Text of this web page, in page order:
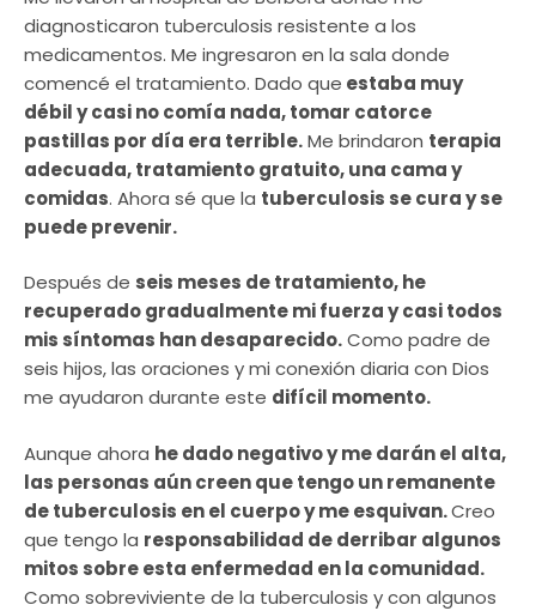
diagnosticaron tuberculosis resistente a los
medicamentos. Me ingresaron en la sala donde
comencé el tratamiento. Dado que estaba muy
débil y casi no comía nada, tomar catorce
pastillas por día era terrible.Me brindaron terapia
adecuada, tratamiento gratuito, una cama y
comidas. Ahora sé que la tuberculosis se cura y se
puede prevenir.
Después de seis meses de tratamiento, he
recuperado gradualmente mi fuerza y casi todos
mis síntomas han desaparecido.Como padre de
seis hijos, las oraciones y mi conexión diaria con Dios
me ayudaron durante este difícil momento.
Aunque ahora he dado negativo y me darán el alta,
las personas aún creen que tengo un remanente
de tuberculosis en el cuerpo y me esquivan.Creo
que tengo la responsabilidad de derribar algunos
mitos sobre esta enfermedad en la comunidad.
Como sobreviviente de la tuberculosis y con algunos